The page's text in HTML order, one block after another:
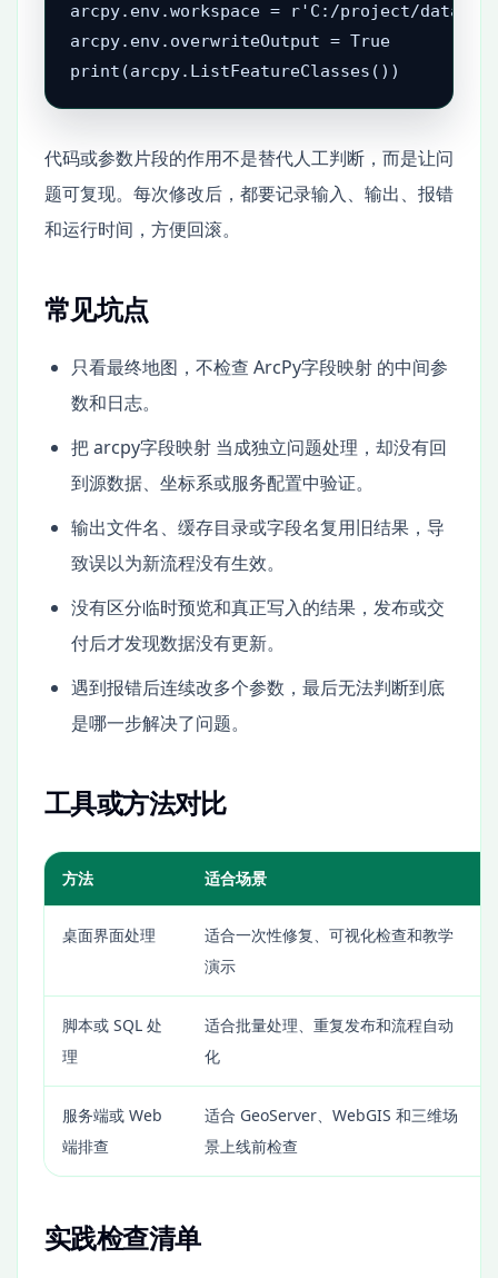
arcpy.env.workspace = r'C:/project/
arcpy.env.overwriteOutput = True
print(arcpy.ListFeatureClasses())
代码或参数片段的作用不是替代人工判断，而是让问
题可复现。每次修改后，都要记录输入、输出、报错
和运行时间，方便回滚。
常见坑点
只看最终地图，不检查 ArcPy字段映射 的中间参
数和日志。
把 arcpy字段映射 当成独立问题处理，却没有回
到源数据、坐标系或服务配置中验证。
输出文件名、缓存目录或字段名复用旧结果，导
致误以为新流程没有生效。
没有区分临时预览和真正写入的结果，发布或交
付后才发现数据没有更新。
遇到报错后连续改多个参数，最后无法判断到底
是哪一步解决了问题。
工具或方法对比
方法 适合场景
桌面界面处理
适合一次性修复、可视化检查和教学
演示
脚本或 SQL 处
理
适合批量处理、重复发布和流程自动
化
服务端或 Web
端排查
适合 GeoServer、WebGIS 和三维场
景上线前检查
实践检查清单